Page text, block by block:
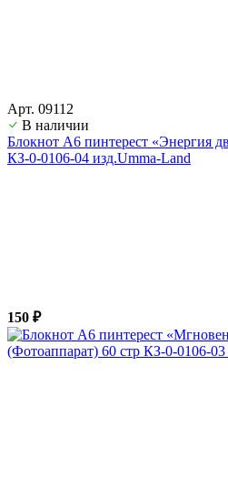
Арт. 09112
В наличии
Блокнот А6 пинтерест «Энергия
КЗ-0-0106-04 изд.Umma-Land
150 ₽